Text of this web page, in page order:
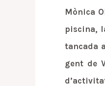
Mònica
piscina,
tancada
gent de